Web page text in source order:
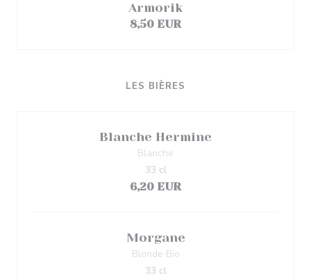
Armorik
8,50 EUR
LES BIÈRES
Blanche Hermine
Blanche
6,20 EUR
33 cl
Morgane
Blonde Bio
33 cl